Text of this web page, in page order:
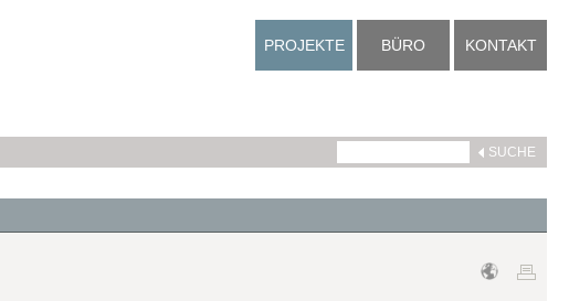
PROJEKTE BÜRO KONTAKT